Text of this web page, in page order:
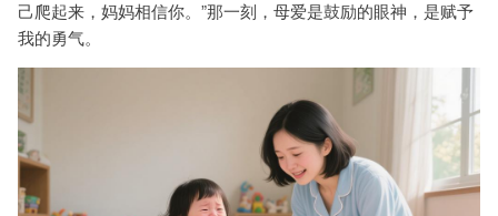
己爬起来，妈妈相信你。”那一刻，母爱是鼓励的眼神，是赋予
我的勇气。